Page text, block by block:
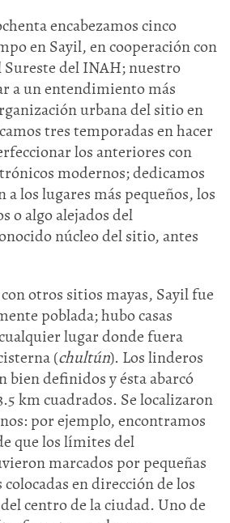
encabezamos cinco
en Sayil, en cooperación con
Sureste del INAH; nuestro
a un entendimiento más
urbana del sitio en
tres temporadas en hacer
los anteriores con
modernos; dedicamos
los lugares más pequeños, los
o algo alejados del
núcleo del sitio, antes
otros sitios mayas, Sayil fue
poblada; hubo casas
lugar donde fuera
(chultún). Los linderos
bien definidos y ésta abarcó
km cuadrados. Se localizaron
por ejemplo, encontramos
que los límites del
marcados por pequeñas
en dirección de los
centro de la ciudad. Uno de